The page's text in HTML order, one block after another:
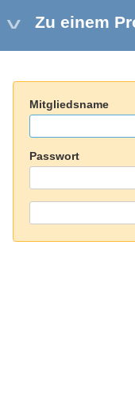
Zu einem
Mitgliedsname
Passwort